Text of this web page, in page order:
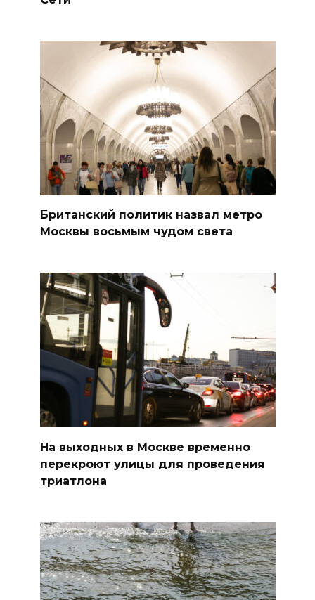
Британский политик назвал метро
Москвы восьмым чудом света
На выходных в Москве временно
перекроют улицы для проведения
триатлона